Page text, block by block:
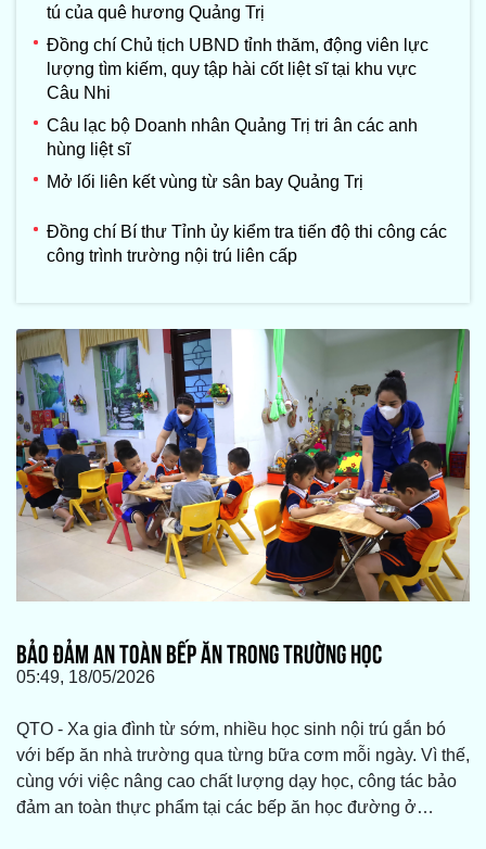
tú của quê hương Quảng Trị
Đồng chí Chủ tịch UBND tỉnh thăm, động viên lực
lượng tìm kiếm, quy tập hài cốt liệt sĩ tại khu vực
Câu Nhi
Câu lạc bộ Doanh nhân Quảng Trị tri ân các anh
hùng liệt sĩ
Mở lối liên kết vùng từ sân bay Quảng Trị
Đồng chí Bí thư Tỉnh ủy kiểm tra tiến độ thi công các
công trình trường nội trú liên cấp
BẢO ĐẢM AN TOÀN BẾP ĂN TRONG TRƯỜNG HỌC
05:49, 18/05/2026
QTO - Xa gia đình từ sớm, nhiều học sinh nội trú gắn bó
với bếp ăn nhà trường qua từng bữa cơm mỗi ngày. Vì thế,
cùng với việc nâng cao chất lượng dạy học, công tác bảo
đảm an toàn thực phẩm tại các bếp ăn học đường ở